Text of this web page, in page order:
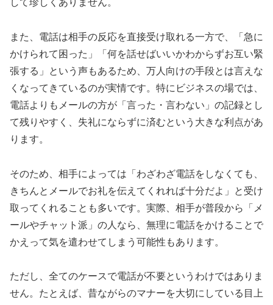
して珍しくありません。
また、電話は相手の反応を直接受け取れる一方で、「急に
かけられて困った」「何を話せばいいかわからずお互い緊
張する」という声もあるため、万人向けの手段とは言えな
くなってきているのが実情です。特にビジネスの場では、
電話よりもメールの方が「言った・言わない」の記録とし
て残りやすく、失礼にならずに済むという大きな利点があ
ります。
そのため、相手によっては「わざわざ電話をしなくても、
きちんとメールでお礼を伝えてくれれば十分だよ」と受け
取ってくれることも多いです。実際、相手が普段から「メ
ールやチャット派」の人なら、無理に電話をかけることで
かえって気を遣わせてしまう可能性もあります。
ただし、全てのケースで電話が不要というわけではありま
せん。たとえば、昔ながらのマナーを大切にしている目上